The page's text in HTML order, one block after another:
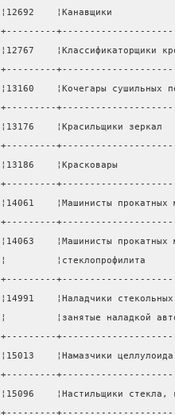
¦12692    ¦Канавщики
+---------
¦12767
+---------
¦13160    ¦Кочегары
+---------
¦13176    ¦Красильщики
+---------
¦13186    ¦Красковары
+---------
¦14061    ¦Машинисты
+---------
¦14063    ¦Машинисты
¦
+---------
¦14991    ¦Наладчики
¦         ¦занятые
+---------
¦15013    ¦Намазчики
+---------
¦15096    ¦Настильщики